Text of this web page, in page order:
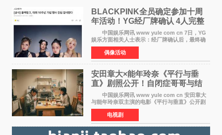
BLACKPINK全员确定参加十周
年活动！YG经厂牌确认 4人完整
体合体成行
中国娱乐网讯 www yule com cn 7日，YG
娱乐方面相关人士表示：经厂牌确认后，最终确
定4名成员均将出席。YG方面最终确认了智秀、
JENNIE、ROS&Eacute;、LISA四位
BLACKPINK成员全员出席，使组
偶像活动
安田章大×能年玲奈《平行与垂
直》剧照公开！自闭症哥哥与结
婚前夕妹妹直面未来
中国娱乐网讯 www yule com cn 安田章大
与能年玲奈双主演的电影《平行与垂直》公开剧
照，该片将于8月28日上映。 本片围绕患有自
闭症谱系障碍的哥哥大贵（安田章大 饰）与即将
结婚的妹妹
电视剧